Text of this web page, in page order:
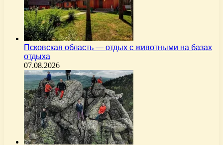
Псковская область — отдых с животными на базах
отдыха
07.08.2026